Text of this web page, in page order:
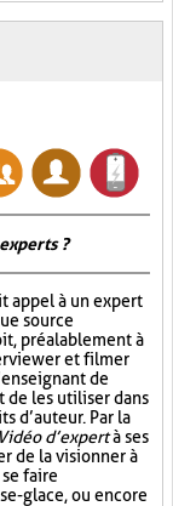
?
appel à un expert
source
préalablement à
et filmer
de
de les utiliser dans
d’auteur. Par la
Vidéo d’expertà ses
de la visionner à
faire
glace, ou encore